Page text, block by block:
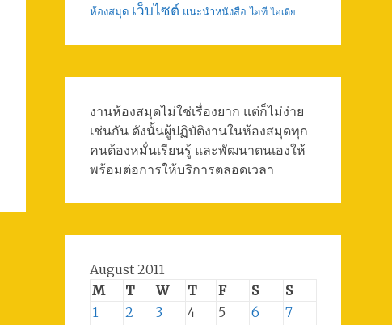
ห้องสมุด เว็บไซต์ แนะนำหนังสือ ไอที ไอเดีย
งานห้องสมุดไม่ใช่เรื่องยาก แต่ก็ไม่ง่าย
เช่นกัน ดังนั้นผู้ปฏิบัติงานในห้องสมุดทุก
คนต้องหมั่นเรียนรู้ และพัฒนาตนเองให้
พร้อมต่อการให้บริการตลอดเวลา
August 2011
M
T W T F S
S
1
2 3 4 5 6
7